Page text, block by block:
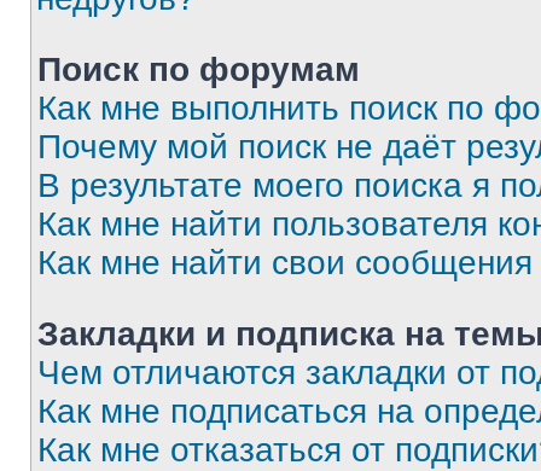
Поиск по форумам
Как мне выполнить поиск по
Почему мой поиск не даёт
В результате моего поиска я
Как мне найти пользователя
Как мне найти свои
Закладки и подписка на
Чем отличаются закладки от
Как мне подписаться на
Как мне отказаться от